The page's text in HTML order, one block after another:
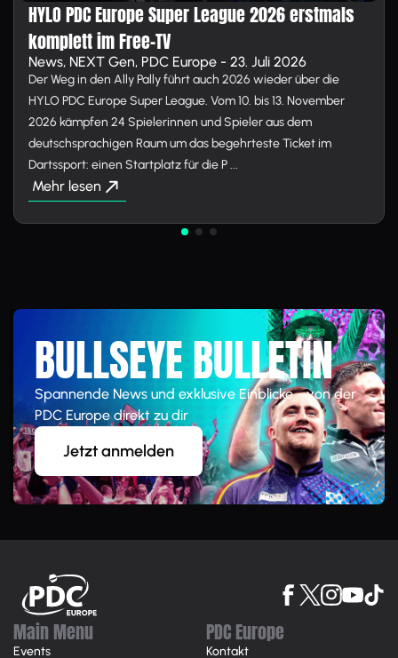
HYLO PDC Europe Super League 2026 erstmals
komplett im Free-TV
News, NEXT Gen, PDC Europe - 23. Juli 2026
Der Weg in den Ally Pally führt auch 2026 wieder über die
HYLO PDC Europe Super League. Vom 10. bis 13. November
2026 kämpfen 24 Spielerinnen und Spieler aus dem
deutschsprachigen Raum um das begehrteste Ticket im
Dartssport: einen Startplatz für die P ...
Mehr lesen
BULLSEYE BULLETIN
Spannende News und exklusive Einblicke - von der
PDC Europe direkt zu dir
Jetzt anmelden
Main Menu
Events
PDC Europe
Kontakt